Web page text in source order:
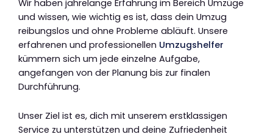
Wir haben jahrelange Erfahrung im Bereich Umzüge
und wissen, wie wichtig es ist, dass dein Umzug
reibungslos und ohne Probleme abläuft. Unsere
erfahrenen und professionellen Umzugshelfer
kümmern sich um jede einzelne Aufgabe,
angefangen von der Planung bis zur finalen
Durchführung.
Unser Ziel ist es, dich mit unserem erstklassigen
Service zu unterstützen und deine Zufriedenheit